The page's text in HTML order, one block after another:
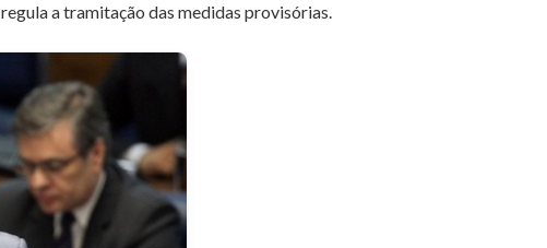
regula a tramitação das medidas provisórias.